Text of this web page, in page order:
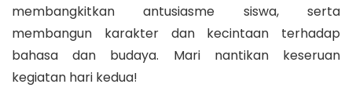
membangkitkan antusiasme siswa, serta
membangun karakter dan kecintaan terhadap
bahasa dan budaya. Mari nantikan keseruan
kegiatan hari kedua!